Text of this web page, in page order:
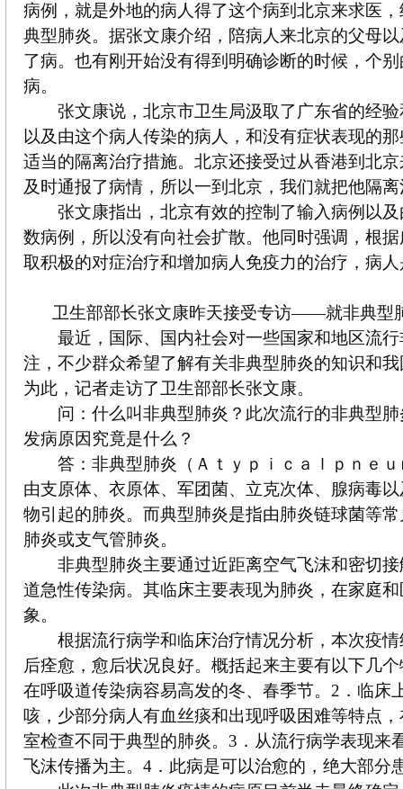
病例，就是外地的病人得了这个病到北京来求医
典型肺炎。据张文康介绍，陪病人来北京的父母
了病。也有刚开始没有得到明确诊断的时候，个
病。
张文康说，北京市卫生局汲取了广东省的经验
以及由这个病人传染的病人，和没有症状表现的
适当的隔离治疗措施。北京还接受过从香港到北
及时通报了病情，所以一到北京，我们就把他隔
张文康指出，北京有效的控制了输入病例以及
数病例，所以没有向社会扩散。他同时强调，根
取积极的对症治疗和增加病人免疫力的治疗，病
卫生部部长张文康昨天接受专访——就非典型
最近，国际、国内社会对一些国家和地区流行
注，不少群众希望了解有关非典型肺炎的知识和
为此，记者走访了卫生部部长张文康。
问：什么叫非典型肺炎？此次流行的非典型肺
发病原因究竟是什么？
答：非典型肺炎（Ａｔｙｐｉｃａｌｐｎｅｕ
由支原体、衣原体、军团菌、立克次体、腺病毒
物引起的肺炎。而典型肺炎是指由肺炎链球菌等
肺炎或支气管肺炎。
非典型肺炎主要通过近距离空气飞沫和密切接
道急性传染病。其临床主要表现为肺炎，在家庭
象。
根据流行病学和临床治疗情况分析，本次疫情
后痊愈，愈后状况良好。概括起来主要有以下几
在呼吸道传染病容易高发的冬、春季节。2．临床
咳，少部分病人有血丝痰和出现呼吸困难等特点
室检查不同于典型的肺炎。3．从流行病学表现来
飞沫传播为主。4．此病是可以治愈的，绝大部分